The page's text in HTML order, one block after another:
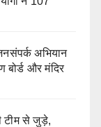
अभियान
और मंदिर
टीम से जुड़े,